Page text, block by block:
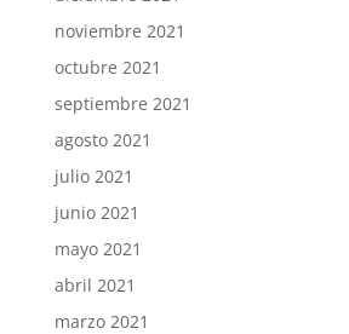
noviembre 2021
octubre 2021
septiembre 2021
agosto 2021
julio 2021
junio 2021
mayo 2021
abril 2021
marzo 2021